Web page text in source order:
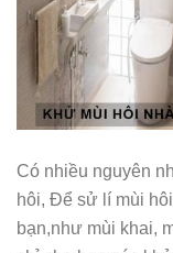
Có nhiều nguyên
hôi, Để sử lí mùi
bạn,như mùi khai,